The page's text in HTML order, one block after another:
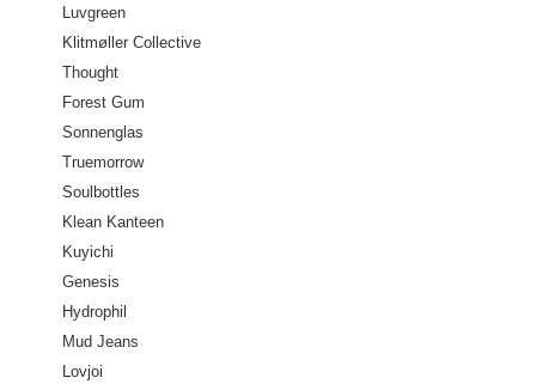
Luvgreen
Klitmøller Collective
Thought
Forest Gum
Sonnenglas
Truemorrow
Soulbottles
Klean Kanteen
Kuyichi
Genesis
Hydrophil
Mud Jeans
Lovjoi